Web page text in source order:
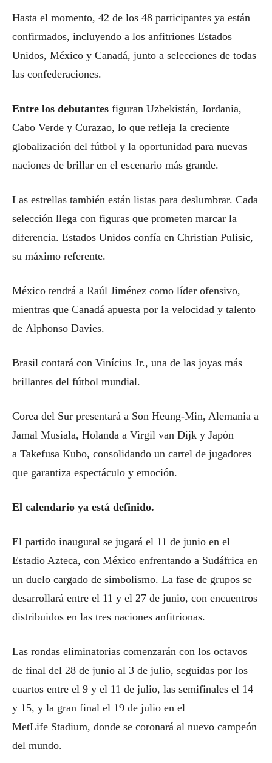
Hasta el momento, 42 de los 48 participantes ya están
confirmados, incluyendo a los anfitriones Estados
Unidos, México y Canadá, junto a selecciones de todas
las confederaciones.
Entre los debutantes figuran Uzbekistán, Jordania,
Cabo Verde y Curazao, lo que refleja la creciente
globalización del fútbol y la oportunidad para nuevas
naciones de brillar en el escenario más grande.
Las estrellas también están listas para deslumbrar. Cada
selección llega con figuras que prometen marcar la
diferencia. Estados Unidos confía en Christian Pulisic,
su máximo referente.
México tendrá a Raúl Jiménez como líder ofensivo,
mientras que Canadá apuesta por la velocidad y talento
de Alphonso Davies.
Brasil contará con Vinícius Jr., una de las joyas más
brillantes del fútbol mundial.
Corea del Sur presentará a Son Heung-Min, Alemania a
Jamal Musiala, Holanda a Virgil van Dijk y Japón
a Takefusa Kubo, consolidando un cartel de jugadores
que garantiza espectáculo y emoción.
El calendario ya está definido.
El partido inaugural se jugará el 11 de junio en el
Estadio Azteca, con México enfrentando a Sudáfrica en
un duelo cargado de simbolismo. La fase de grupos se
desarrollará entre el 11 y el 27 de junio, con encuentros
distribuidos en las tres naciones anfitrionas.
Las rondas eliminatorias comenzarán con los octavos
de final del 28 de junio al 3 de julio, seguidas por los
cuartos entre el 9 y el 11 de julio, las semifinales el 14
y 15, y la gran final el 19 de julio en el
MetLife Stadium, donde se coronará al nuevo campeón
del mundo.